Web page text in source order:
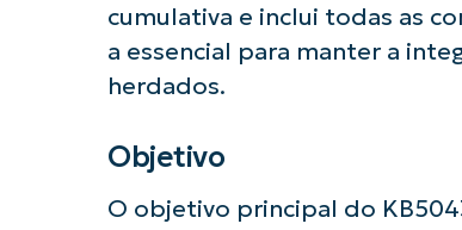
cumulativa e inclui todas as
a essencial para manter a
herdados.
Objetivo
O objetivo principal do